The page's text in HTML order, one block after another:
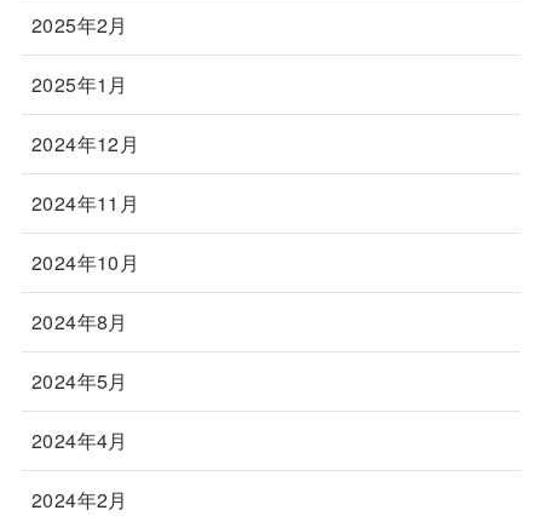
2025年2月
2025年1月
2024年12月
2024年11月
2024年10月
2024年8月
2024年5月
2024年4月
2024年2月